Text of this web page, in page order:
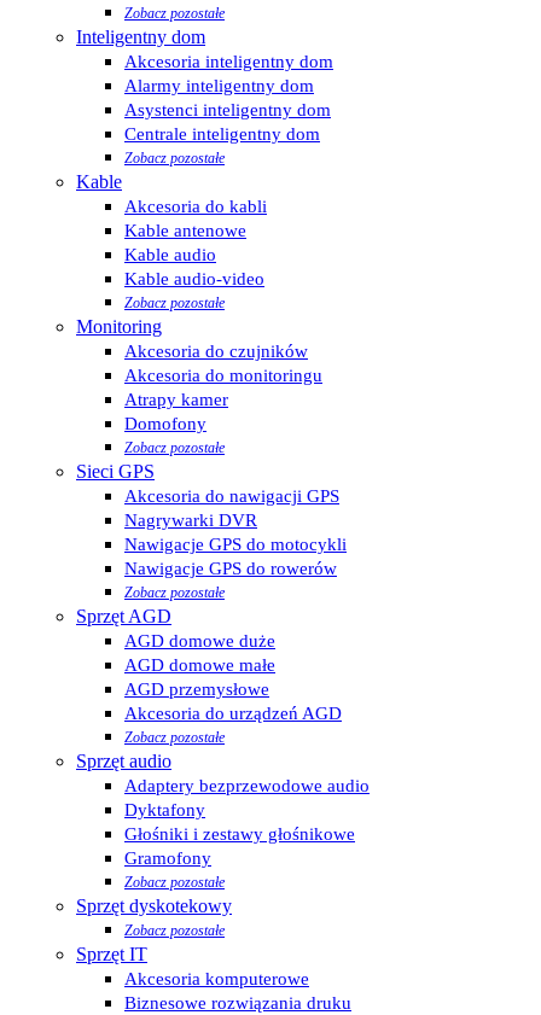
Zobacz pozostałe
Inteligentny dom
Akcesoria inteligentny dom
Alarmy inteligentny dom
Asystenci inteligentny dom
Centrale inteligentny dom
Zobacz pozostałe
Kable
Akcesoria do kabli
Kable antenowe
Kable audio
Kable audio-video
Zobacz pozostałe
Monitoring
Akcesoria do czujników
Akcesoria do monitoringu
Atrapy kamer
Domofony
Zobacz pozostałe
Sieci GPS
Akcesoria do nawigacji GPS
Nagrywarki DVR
Nawigacje GPS do motocykli
Nawigacje GPS do rowerów
Zobacz pozostałe
Sprzęt AGD
AGD domowe duże
AGD domowe małe
AGD przemysłowe
Akcesoria do urządzeń AGD
Zobacz pozostałe
Sprzęt audio
Adaptery bezprzewodowe audio
Dyktafony
Głośniki i zestawy głośnikowe
Gramofony
Zobacz pozostałe
Sprzęt dyskotekowy
Zobacz pozostałe
Sprzęt IT
Akcesoria komputerowe
Biznesowe rozwiązania druku